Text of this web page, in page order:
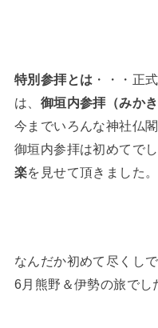
特別参拝とは ・・・正
は、 御垣内参拝（みか
今までいろんな神社仏
御垣内参拝は初めてで
楽を見せて頂きました。
なんだか初めて尽くし
6月熊野＆伊勢の旅でし